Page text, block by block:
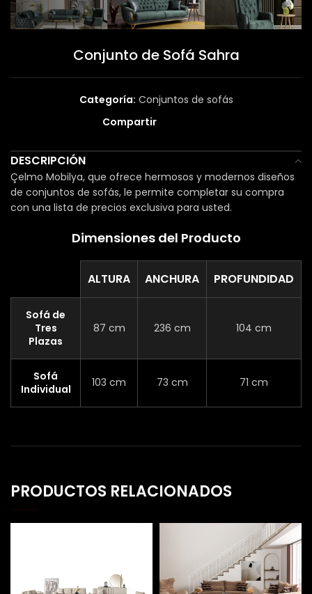
Conjunto de Sofá Sahra
Categoría: Conjuntos de sofás
Compartir
DESCRIPCIÓN
Çelmo Mobilya, que ofrece hermosos y modernos diseños
de conjuntos de sofás, le permite completar su compra
con una lista de precios exclusiva para usted.
Dimensiones del Producto
ALTURA ANCHURA PROFUNDIDAD
Sofá de
Tres
Plazas
87 cm 236 cm 104 cm
Sofá
Individual
103 cm 73 cm 71 cm
PRODUCTOS RELACIONADOS